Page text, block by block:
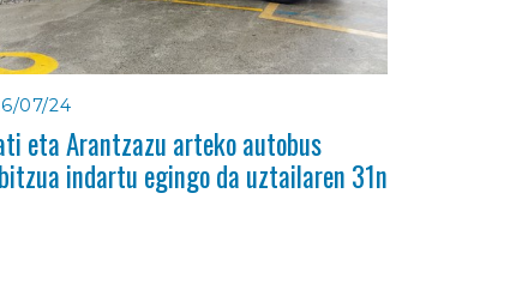
07/24
eta Arantzazu arteko autobus
indartu egingo da uztailaren 31n